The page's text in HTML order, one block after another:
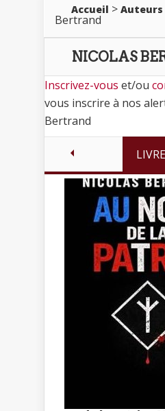
Accueil > Auteurs
Bertrand
NICOLAS
Inscrivez-vous et/ou
vous inscrire à nos
Bertrand